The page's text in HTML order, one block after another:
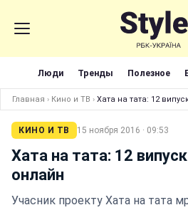
Люди Тренды Полезное
Главная › Кино и ТВ › Хата на тата: 12
КИНО И ТВ 15 ноября 2016 · 09:53
Хата на тата: 12
онлайн
Учасник проекту Хата на тата